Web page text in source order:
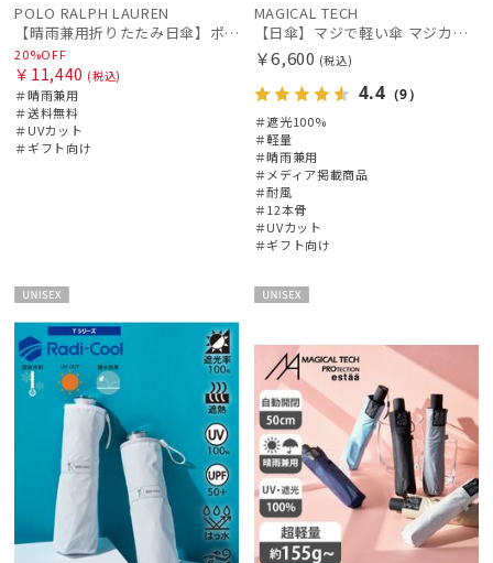
POLO RALPH LAUREN
【晴雨兼用折りたたみ日傘】ポロ ラルフ ローレン (POLO RALPH LAUREN) 無地刺繍 遮光 遮熱 UV 晴雨兼用
20%OFF
￥11,440 (税込)
＃晴雨兼用
＃送料無料
＃UVカット
＃ギフト向け
MAGICAL TECH
【日傘】マジで軽い傘 マジカルテックプロテクション（MAGICAL TECH PROTECTION）Tough 12 rib55cm
￥6,600 (税込)
4.4 （9）
＃遮光100%
＃軽量
＃晴雨兼用
＃メディア掲載商品
＃耐風
＃12本骨
＃UVカット
＃ギフト向け
X